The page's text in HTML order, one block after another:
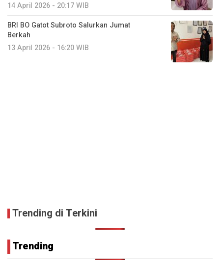
14 April 2026 - 20:17 WIB
BRI BO Gatot Subroto Salurkan Jumat
Berkah
13 April 2026 - 16:20 WIB
Trending di Terkini
Trending